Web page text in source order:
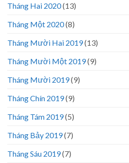
Tháng Hai 2020(13)
Tháng Một 2020(8)
Tháng Mười Hai 2019(13)
Tháng Mười Một 2019(9)
Tháng Mười 2019(9)
Tháng Chín 2019(9)
Tháng Tám 2019(5)
Tháng Bảy 2019(7)
Tháng Sáu 2019(7)